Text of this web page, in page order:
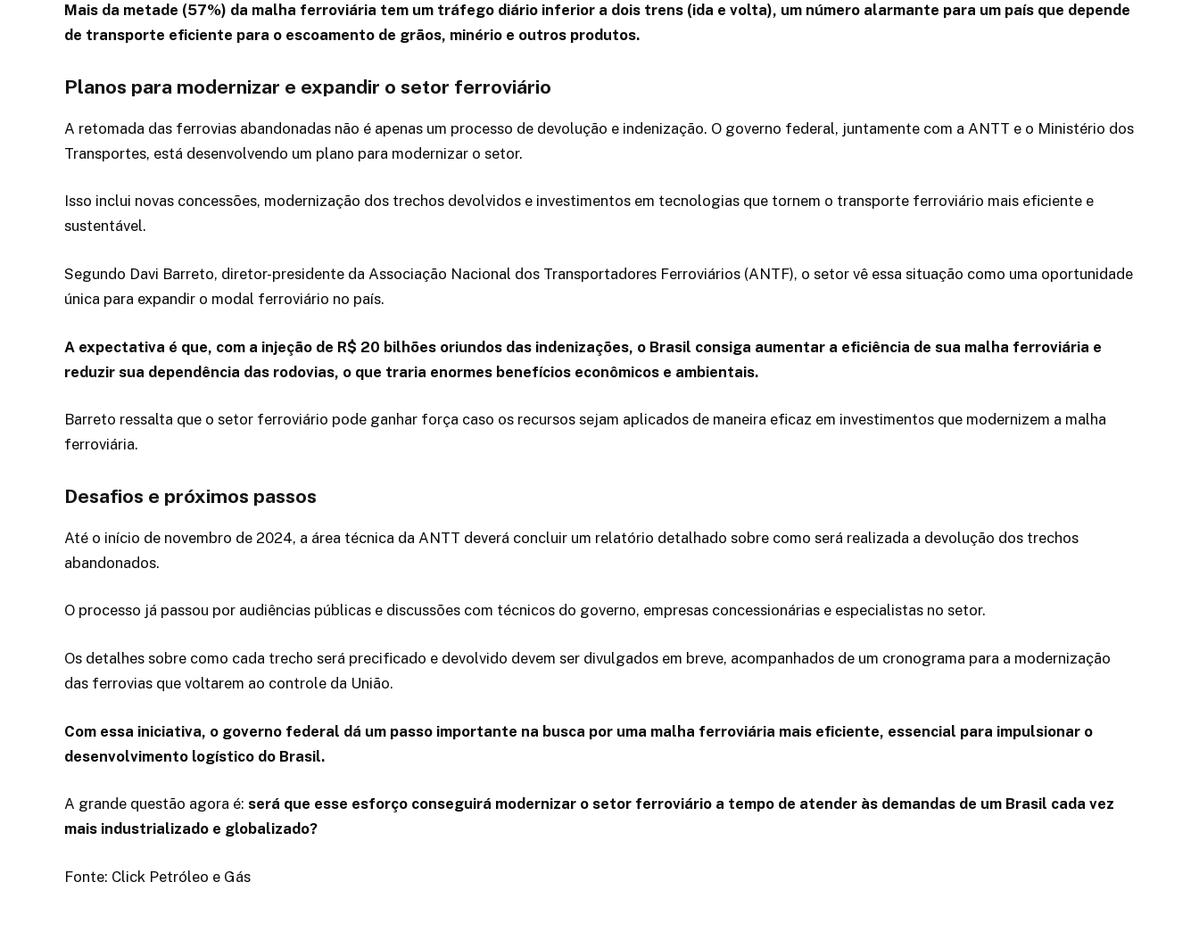
Mais da metade (57%) da malha ferroviária tem um tráfego diário inferior a dois trens (ida e volta), um número alarmante para um país que depende
de transporte eficiente para o escoamento de grãos, minério e outros produtos.
Planos para modernizar e expandir o setor ferroviário
A retomada das ferrovias abandonadas não é apenas um processo de devolução e indenização. O governo federal, juntamente com a ANTT e o Ministério dos
Transportes, está desenvolvendo um plano para modernizar o setor.
Isso inclui novas concessões, modernização dos trechos devolvidos e investimentos em tecnologias que tornem o transporte ferroviário mais eficiente e
sustentável.
Segundo Davi Barreto, diretor-presidente da Associação Nacional dos Transportadores Ferroviários (ANTF), o setor vê essa situação como uma oportunidade
única para expandir o modal ferroviário no país.
A expectativa é que, com a injeção de R$ 20 bilhões oriundos das indenizações, o Brasil consiga aumentar a eficiência de sua malha ferroviária e
reduzir sua dependência das rodovias, o que traria enormes benefícios econômicos e ambientais.
Barreto ressalta que o setor ferroviário pode ganhar força caso os recursos sejam aplicados de maneira eficaz em investimentos que modernizem a malha
ferroviária.
Desafios e próximos passos
Até o início de novembro de 2024, a área técnica da ANTT deverá concluir um relatório detalhado sobre como será realizada a devolução dos trechos
abandonados.
O processo já passou por audiências públicas e discussões com técnicos do governo, empresas concessionárias e especialistas no setor.
Os detalhes sobre como cada trecho será precificado e devolvido devem ser divulgados em breve, acompanhados de um cronograma para a modernização
das ferrovias que voltarem ao controle da União.
Com essa iniciativa, o governo federal dá um passo importante na busca por uma malha ferroviária mais eficiente, essencial para impulsionar o
desenvolvimento logístico do Brasil.
A grande questão agora é: será que esse esforço conseguirá modernizar o setor ferroviário a tempo de atender às demandas de um Brasil cada vez
mais industrializado e globalizado?
Fonte: Click Petróleo e Gás